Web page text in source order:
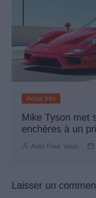
Actus Info
Mike Tyson met
enchères à un
Auto Pour Vous
Laisser un